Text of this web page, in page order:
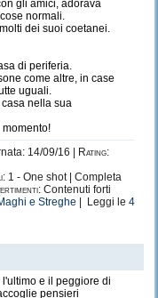
gli amici, adorava
normali.
dei suoi coetanei.
di periferia.
come altre, in case
uguali.
nella sua
14/09/16 |
Rating:
1 - One shot | Completa
Contenuti forti
e Streghe | Leggi le 4
e il peggiore di
pensieri